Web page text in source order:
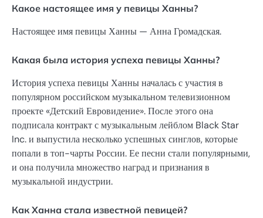
Какое настоящее имя у певицы Ханны?
Настоящее имя певицы Ханны — Анна Громадская.
Какая была история успеха певицы Ханны?
История успеха певицы Ханны началась с участия в
популярном российском музыкальном телевизионном
проекте «Детский Евровидение». После этого она
подписала контракт с музыкальным лейблом Black Star
Inc. и выпустила несколько успешных синглов, которые
попали в топ-чарты России. Ее песни стали популярными,
и она получила множество наград и признания в
музыкальной индустрии.
Как Ханна стала известной певицей?